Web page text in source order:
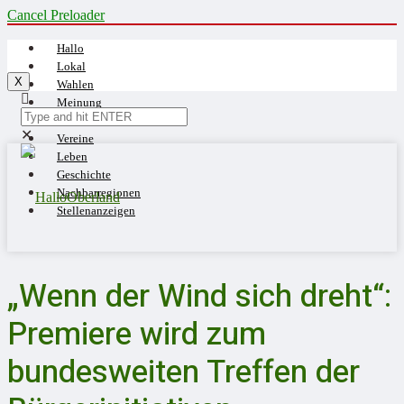
Cancel Preloader
Hallo
Lokal
Wahlen
Meinung
Blaulicht
Vereine
Leben
Geschichte
Nachbarregionen
Stellenanzeigen
X
✕
„Wenn der Wind sich dreht“:
Premiere wird zum
bundesweiten Treffen der